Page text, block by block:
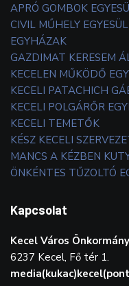
APRÓ GOMBOK
CIVIL MŰHELY
EGYHÁZAK
GAZDIMAT KERESEM
KECELEN MŰKÖDŐ
KECELI PATACHICH
KECELI POLGÁRŐR
KECELI TEMETŐK
KÉSZ KECELI
MANCS A KÉZBEN
ÖNKÉNTES TŰZOLTÓ
Kapcsolat
Kecel Város
6237 Kecel, Fő tér 1.